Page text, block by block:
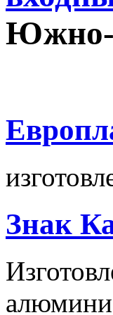
Южно-
Знак